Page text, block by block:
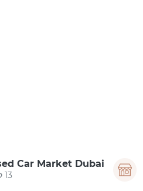
Car Market Dubai
13 ק"מ